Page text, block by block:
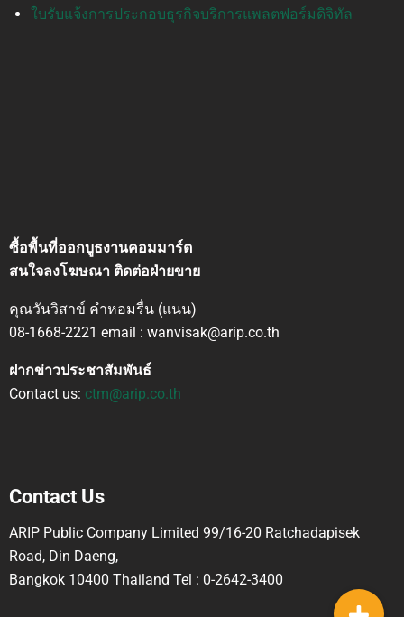
ใบรับแจ้งการประกอบธุรกิจบริการแพลตฟอร์มดิจิทัล
ซื้อพื้นที่ออกบูธงานคอมมาร์ต
สนใจลงโฆษณา ติดต่อฝ่ายขาย
คุณวันวิสาข์ คำหอมรื่น (แนน)
08-1668-2221 email : wanvisak@arip.co.th
ฝากข่าวประชาสัมพันธ์
Contact us: ctm@arip.co.th
Contact Us
ARIP Public Company Limited 99/16-20 Ratchadapisek
Road, Din Daeng,
Bangkok 10400 Thailand Tel : 0-2642-3400